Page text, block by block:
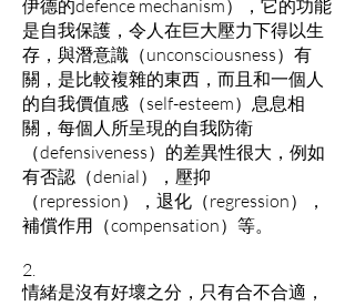
伊德的defence mechanism），它的功能
是自我保護，令人在巨大壓力下得以生
存，與潛意識（unconsciousness）有
關，是比較複雜的東西，而且和一個人
的自我價值感（self-esteem）息息相
關，每個人所呈現的自我防衛
（defensiveness）的差異性很大，例如
有否認（denial），壓抑
（repression），退化（regression），
補償作用（compensation）等。
2.
情緒是沒有好壞之分，只有合不合適，